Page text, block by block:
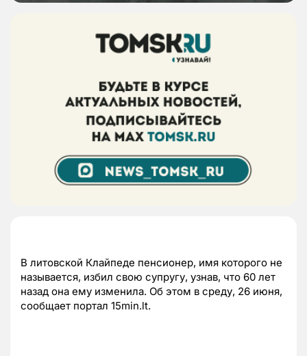
В литовской Клайпеде пенсионер, имя которого не
называется, избил свою супругу, узнав, что 60 лет
назад она ему изменила. Об этом в среду, 26 июня,
сообщает портал 15min.lt.